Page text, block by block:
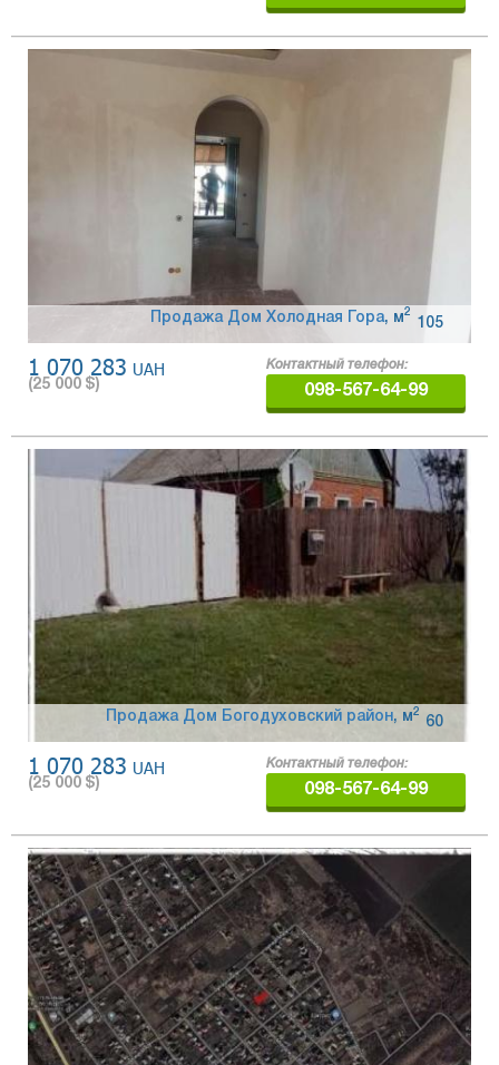
Продажа Дом Холодная Гора, 105
м2
1 070 283 UAH
(25 000 $)
Контактный телефон:
098-567-64-99
Продажа Дом Богодуховский район , 60
м 2
1 070 283 UAH
(25 000 $)
Контактный телефон:
098-567-64-99